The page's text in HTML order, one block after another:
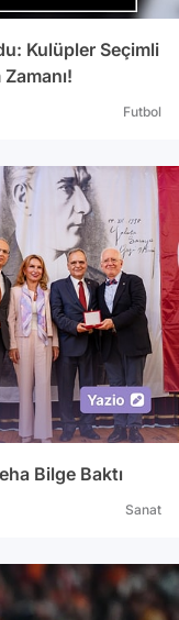
Kulüpler Seçimli
Futbol
Bilge Baktı
Sanat